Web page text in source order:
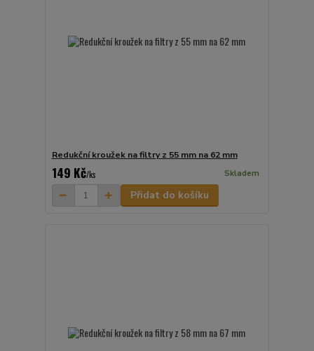
Redukční kroužek na filtry z 55 mm na 62 mm
149 Kč/ks Skladem
Přidat do košíku